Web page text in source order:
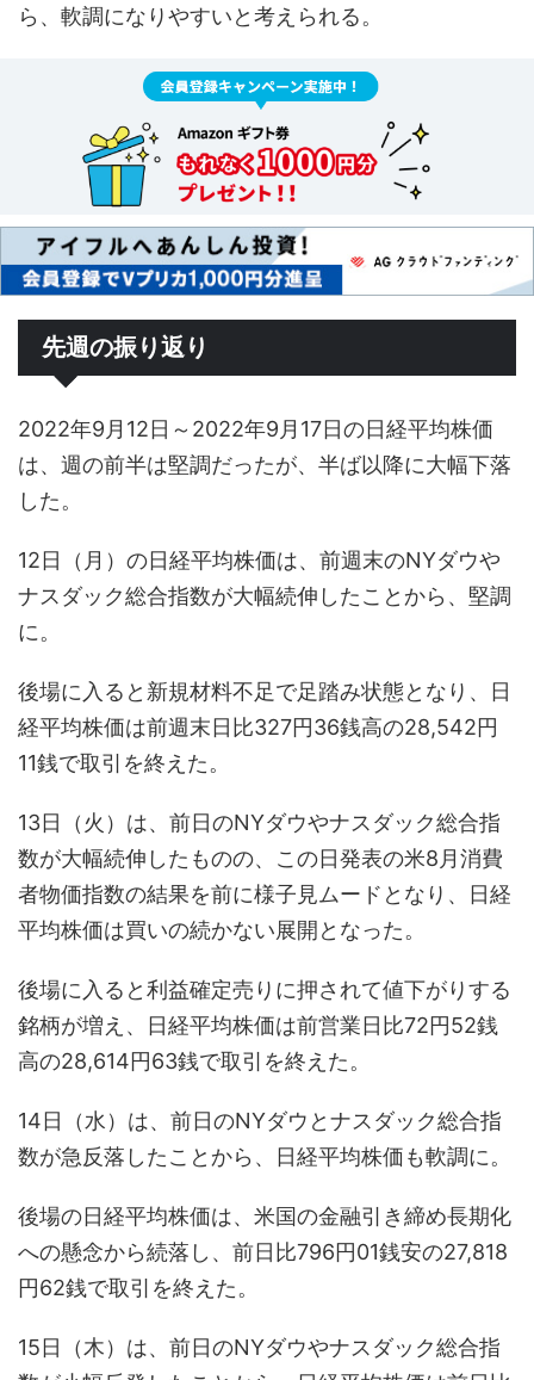
ら、軟調になりやすいと考えられる。
先週の振り返り
2022年9月12日～2022年9月17日の日経平均株価
は、週の前半は堅調だったが、半ば以降に大幅下落
した。
12日（月）の日経平均株価は、前週末のNYダウや
ナスダック総合指数が大幅続伸したことから、堅調
に。
後場に入ると新規材料不足で足踏み状態となり、日
経平均株価は前週末日比327円36銭高の28,542円
11銭で取引を終えた。
13日（火）は、前日のNYダウやナスダック総合指
数が大幅続伸したものの、この日発表の米8月消費
者物価指数の結果を前に様子見ムードとなり、日経
平均株価は買いの続かない展開となった。
後場に入ると利益確定売りに押されて値下がりする
銘柄が増え、日経平均株価は前営業日比72円52銭
高の28,614円63銭で取引を終えた。
14日（水）は、前日のNYダウとナスダック総合指
数が急反落したことから、日経平均株価も軟調に。
後場の日経平均株価は、米国の金融引き締め長期化
への懸念から続落し、前日比796円01銭安の27,818
円62銭で取引を終えた。
15日（木）は、前日のNYダウやナスダック総合指